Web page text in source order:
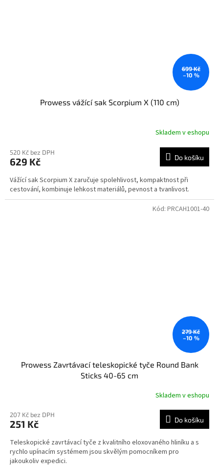
699 Kč
–10 %
Prowess vážící sak Scorpium X (110 cm)
Skladem v eshopu
520 Kč bez DPH
629 Kč Do košíku
Vážící sak Scorpium X zaručuje spolehlivost, kompaktnost při
cestování, kombinuje lehkost materiálů, pevnost a tvanlivost.
279 Kč
–10 %
Prowess Zavrtávací teleskopické tyče Round Bank
Sticks 40-65 cm
Skladem v eshopu
207 Kč bez DPH
251 Kč Do košíku
Teleskopické zavrtávací tyče z kvalitního eloxovaného hliníku a s
rychlo upínacím systémem jsou skvělým pomocníkem pro
jakoukoliv expedici.
Kód: PRCAH1001-40